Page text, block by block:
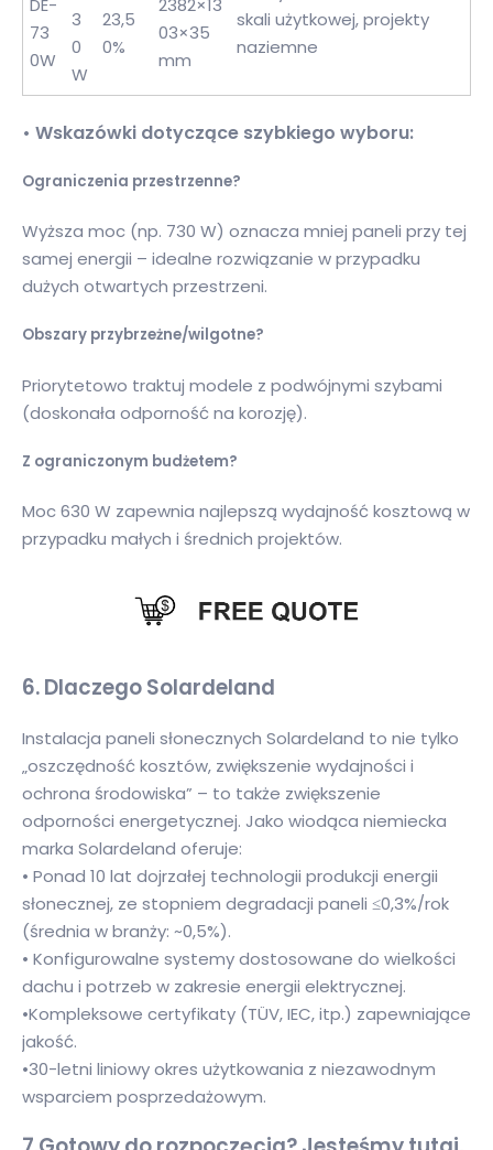
73
0W
3
0
W
23,5
0%
03×35
mm
skali użytkowej, projekty
naziemne
• Wskazówki dotyczące szybkiego wyboru:
Ograniczenia przestrzenne?
Wyższa moc (np. 730 W) oznacza mniej paneli przy tej
samej energii – idealne rozwiązanie w przypadku
dużych otwartych przestrzeni.
Obszary przybrzeżne/wilgotne?
Priorytetowo traktuj modele z podwójnymi szybami
(doskonała odporność na korozję).
Z ograniczonym budżetem?
Moc 630 W zapewnia najlepszą wydajność kosztową w
przypadku małych i średnich projektów.
6. Dlaczego Solardeland
Instalacja paneli słonecznych Solardeland to nie tylko
„oszczędność kosztów, zwiększenie wydajności i
ochrona środowiska” – to także zwiększenie
odporności energetycznej. Jako wiodąca niemiecka
marka Solardeland oferuje:
• Ponad 10 lat dojrzałej technologii produkcji energii
słonecznej, ze stopniem degradacji paneli ≤0,3%/rok
(średnia w branży: ~0,5%).
• Konfigurowalne systemy dostosowane do wielkości
dachu i potrzeb w zakresie energii elektrycznej.
•Kompleksowe certyfikaty (TÜV, IEC, itp.) zapewniające
jakość.
•30-letni liniowy okres użytkowania z niezawodnym
wsparciem posprzedażowym.